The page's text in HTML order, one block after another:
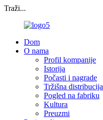
Traži...
Dom
O nama
Profil kompanije
Istorija
Počasti i nagrade
Tržišna distribucija
Pogled na fabriku
Kultura
Preuzmi